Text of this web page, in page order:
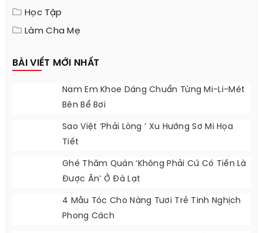
Học Tập
Làm Cha Mẹ
BÀI VIẾT MỚI NHẤT
Nam Em Khoe Dáng Chuẩn Từng Mi-Li-Mét
Bên Bể Bơi
Sao Việt ‘phải Lòng ’ Xu Hướng Sơ Mi Họa
Tiết
Ghé Thăm Quán ‘không Phải Cứ Có Tiền Là
Được Ăn’ Ở Đà Lạt
4 Mẫu Tóc Cho Nàng Tươi Trẻ Tinh Nghịch
Phong Cách